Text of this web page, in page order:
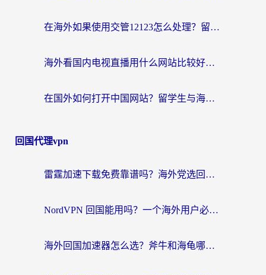
在海外如果使用交管12123怎么处理？留学生亲测有效的回国加速方案
海外看国内电视直播用什么网站比较好？一篇解决你所有追剧难题的实用指南
在国外如何打开中国网站？留学生与海外华人的无缝访问指南
回国代理vpn
雷霆加速下载免费靠谱吗？海外党选回国加速器的避坑指南（附热门工具对比）
NordVPN 回国能用吗？一个海外用户必须面对的真实困境
海外回国加速器怎么选？斧牛和海龟哪个好？一篇帮你避开坑的实用指南